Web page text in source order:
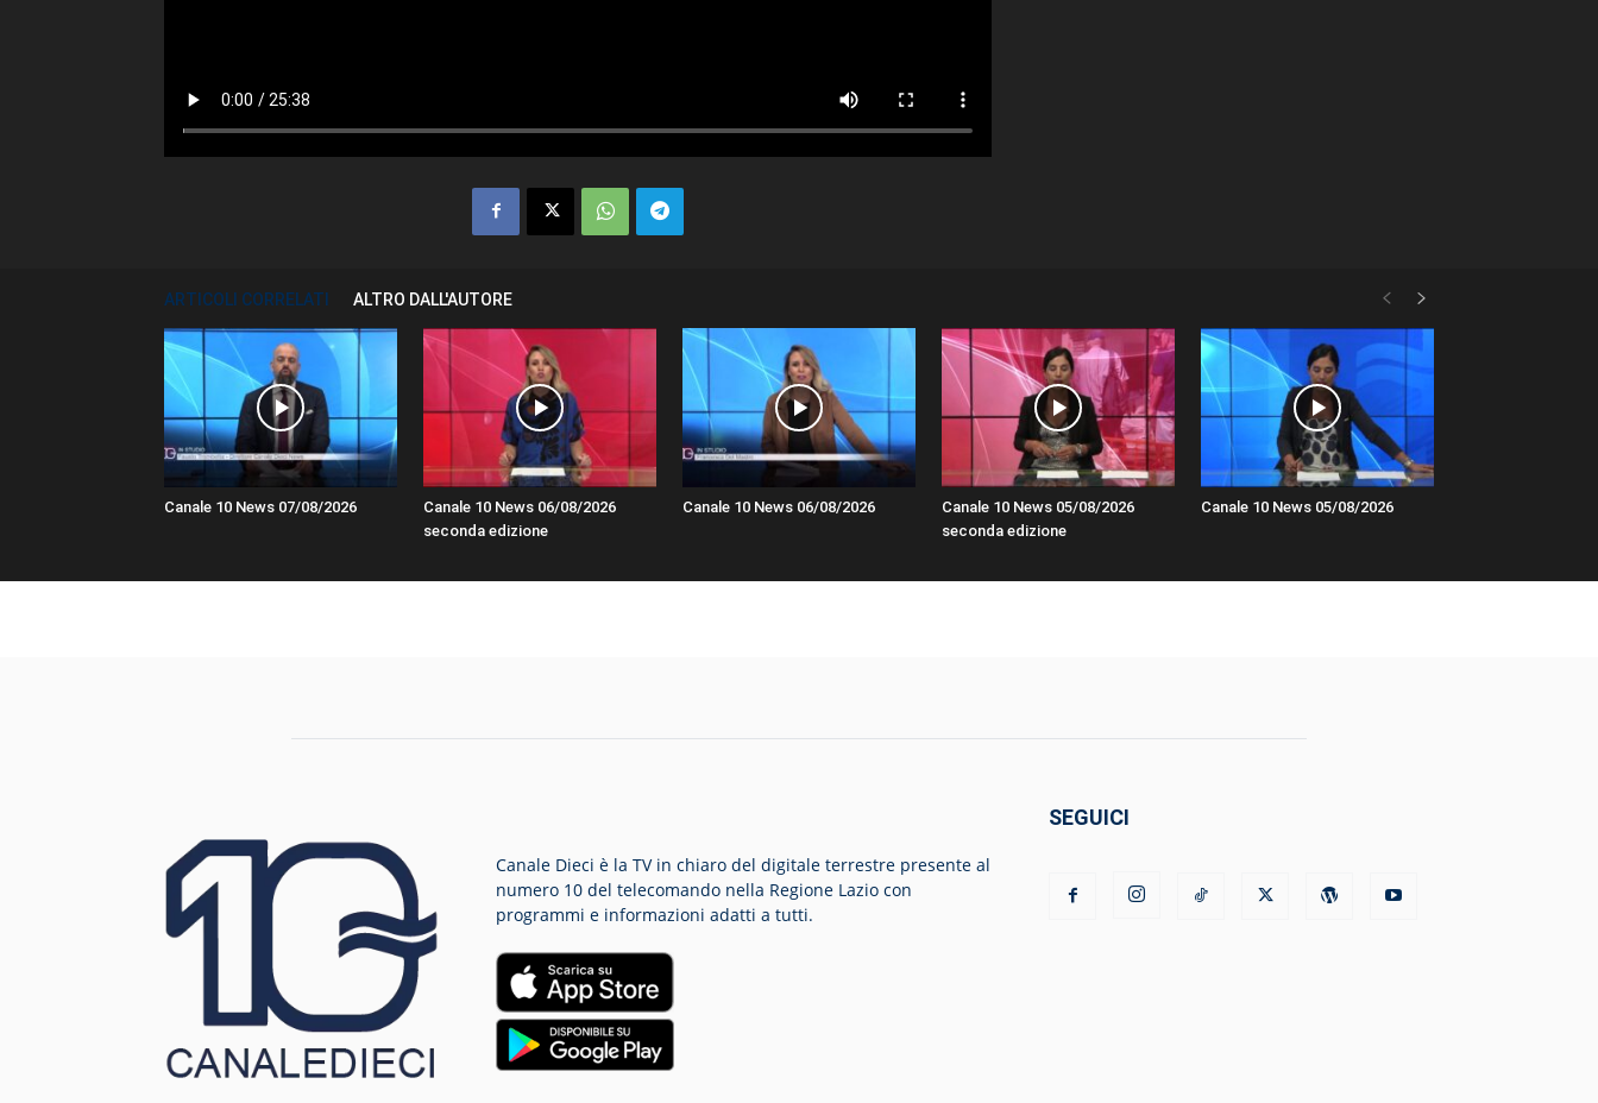
ARTICOLI CORRELATI ALTRO DALL'AUTORE
Canale 10 News 07/08/2026
Canale 10 News 06/08/2026
seconda edizione
Canale 10 News 06/08/2026
Canale 10 News 05/08/2026
seconda edizione
Canale 10 News 05/08/2026
Canale Dieci è la TV in chiaro del digitale terrestre presente al
numero 10 del telecomando nella Regione Lazio con
programmi e informazioni adatti a tutti.
SEGUICI